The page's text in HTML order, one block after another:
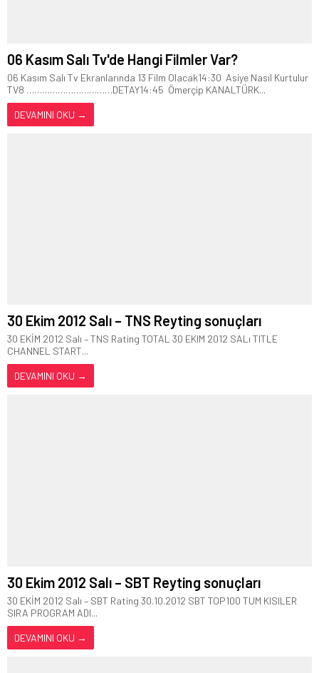
06 Kasım Salı Tv'de Hangi Filmler Var?
06 Kasım Salı Tv Ekranlarında 13 Film Olacak14:30 Asiye Nasıl Kurtulur
TV8 ……………………………DETAY14:45 Ömerçip KANALTÜRK...
DEVAMINI OKU →
30 Ekim 2012 Salı – TNS Reyting sonuçları
30 EKİM 2012 Salı – TNS Rating TOTAL 30 EKIM 2012 SALı TITLE
CHANNEL START...
DEVAMINI OKU →
30 Ekim 2012 Salı – SBT Reyting sonuçları
30 EKİM 2012 Salı – SBT Rating 30.10.2012 SBT TOP100 TUM KISILER
SIRA PROGRAM ADI...
DEVAMINI OKU →